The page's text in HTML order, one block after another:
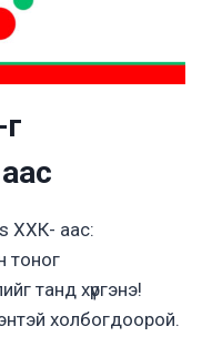
ХХК- аас:
тоног
танд хүргэнэ!
холбогдоорой.